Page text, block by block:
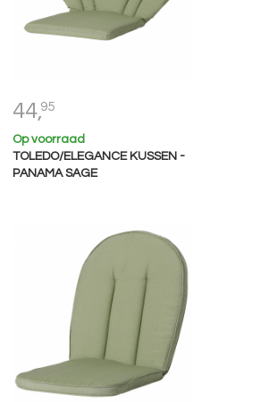
44,95
Op voorraad
TOLEDO/ELEGANCE KUSSEN -
PANAMA SAGE